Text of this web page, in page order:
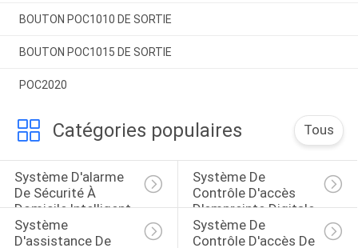
BOUTON POC1010 DE SORTIE
BOUTON POC1015 DE SORTIE
POC2020
Catégories populaires Tous
Système D'alarme
De Sécurité À
Domicile Intelligent
Système De
Contrôle D'accès
D'empreinte Digitale
Système
D'assistance De
Système De
Contrôle D'accès De